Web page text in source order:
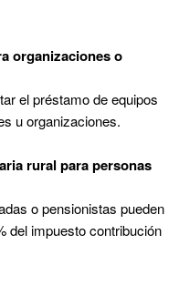
organizaciones o
el préstamo de equipos
u organizaciones.
rural para personas
o pensionistas pueden
del impuesto contribución